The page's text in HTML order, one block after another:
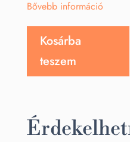
Bővebb információ
Kosárba
teszem